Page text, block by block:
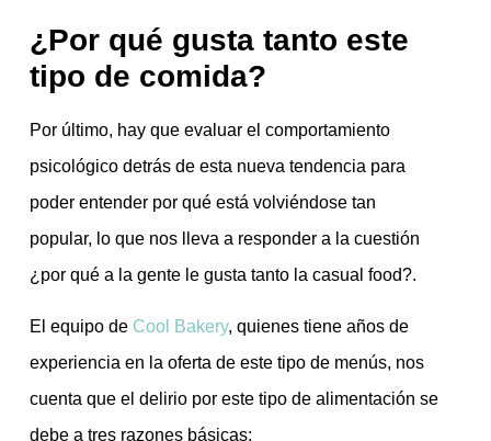
¿Por qué gusta tanto este
tipo de comida?
Por último, hay que evaluar el comportamiento
psicológico detrás de esta nueva tendencia para
poder entender por qué está volviéndose tan
popular, lo que nos lleva a responder a la cuestión
¿por qué a la gente le gusta tanto la casual food?.
El equipo de Cool Bakery, quienes tiene años de
experiencia en la oferta de este tipo de menús, nos
cuenta que el delirio por este tipo de alimentación se
debe a tres razones básicas: